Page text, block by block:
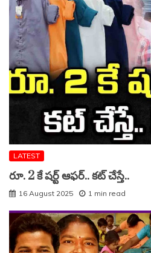
LATEST
రూ. 2 కే షర్ట్ ఆఫర్.. కట్ చేస్తే..
16 August 2025 1 min read